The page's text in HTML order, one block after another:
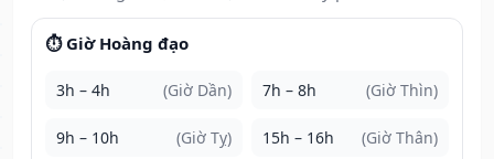
⏱️ Giờ Hoàng đạo
3h – 4h (Giờ Dần) 7h – 8h (Giờ Thìn)
9h – 10h (Giờ Tỵ) 15h – 16h (Giờ Thân)